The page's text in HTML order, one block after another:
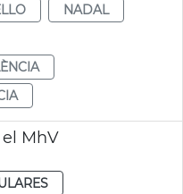
NADAL
MhV